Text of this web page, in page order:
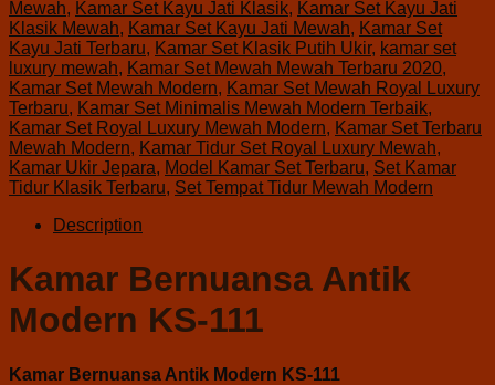
Mewah, Kamar Set Kayu Jati Klasik, Kamar Set Kayu Jati
Klasik Mewah, Kamar Set Kayu Jati Mewah, Kamar Set
Kayu Jati Terbaru, Kamar Set Klasik Putih Ukir, kamar set
luxury mewah, Kamar Set Mewah Mewah Terbaru 2020,
Kamar Set Mewah Modern, Kamar Set Mewah Royal Luxury
Terbaru, Kamar Set Minimalis Mewah Modern Terbaik,
Kamar Set Royal Luxury Mewah Modern, Kamar Set Terbaru
Mewah Modern, Kamar Tidur Set Royal Luxury Mewah,
Kamar Ukir Jepara, Model Kamar Set Terbaru, Set Kamar
Tidur Klasik Terbaru, Set Tempat Tidur Mewah Modern
Description
Kamar Bernuansa Antik
Modern KS-111
Kamar Bernuansa Antik Modern KS-111